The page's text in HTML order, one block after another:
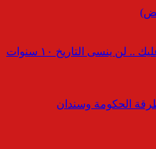
كلمة حق : د.شاكر أديت ماعليك .. لن ينسى التاريخ ١٠ سنوات
الحكومة وسندان